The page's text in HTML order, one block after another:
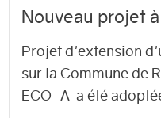
Nouveau projet
Projet d'extension
sur la Commune de
ECO-A a été